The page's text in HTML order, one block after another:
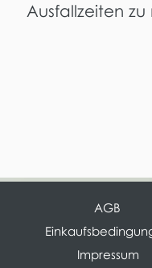
Ausfallzeiten zu
AGB
Impressum